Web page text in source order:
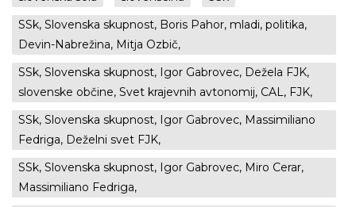
SSk, Slovenska skupnost, Boris Pahor, mladi, politika,
Devin-Nabrežina, Mitja Ozbič,
SSk, Slovenska skupnost, Igor Gabrovec, Dežela FJK,
slovenske občine, Svet krajevnih avtonomij, CAL, FJK,
SSk, Slovenska skupnost, Igor Gabrovec, Massimiliano
Fedriga, Deželni svet FJK,
SSk, Slovenska skupnost, Igor Gabrovec, Miro Cerar,
Massimiliano Fedriga,